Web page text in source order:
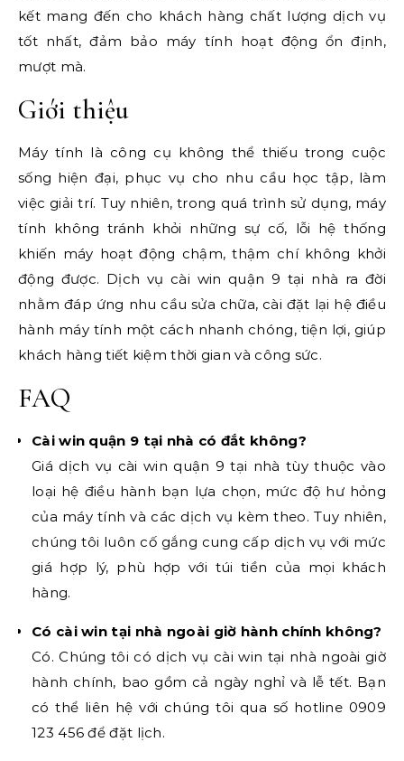
kết mang đến cho khách hàng chất lượng dịch vụ
tốt nhất, đảm bảo máy tính hoạt động ổn định,
mượt mà.
Giới thiệu
Máy tính là công cụ không thể thiếu trong cuộc
sống hiện đại, phục vụ cho nhu cầu học tập, làm
việc giải trí. Tuy nhiên, trong quá trình sử dụng, máy
tính không tránh khỏi những sự cố, lỗi hệ thống
khiến máy hoạt động chậm, thậm chí không khởi
động được. Dịch vụ cài win quận 9 tại nhà ra đời
nhằm đáp ứng nhu cầu sửa chữa, cài đặt lại hệ điều
hành máy tính một cách nhanh chóng, tiện lợi, giúp
khách hàng tiết kiệm thời gian và công sức.
FAQ
Cài win quận 9 tại nhà có đắt không?
Giá dịch vụ cài win quận 9 tại nhà tùy thuộc vào
loại hệ điều hành bạn lựa chọn, mức độ hư hỏng
của máy tính và các dịch vụ kèm theo. Tuy nhiên,
chúng tôi luôn cố gắng cung cấp dịch vụ với mức
giá hợp lý, phù hợp với túi tiền của mọi khách
hàng.
Có cài win tại nhà ngoài giờ hành chính không?
Có. Chúng tôi có dịch vụ cài win tại nhà ngoài giờ
hành chính, bao gồm cả ngày nghỉ và lễ tết. Bạn
có thể liên hệ với chúng tôi qua số hotline 0909
123 456 để đặt lịch.